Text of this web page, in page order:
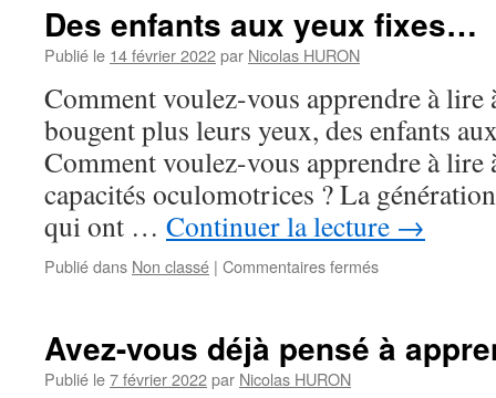
le
vos
enfants
Des enfants aux yeux fixes…
Publié le 14 février 2022par Nicolas HURON
Comment voulez-vous apprendre à lire
bougent plus leurs yeux, des enfants
Comment voulez-vous apprendre à lire
capacités oculomotrices ? La
qui ont … Continuer la lecture →
Publié dans Non classé | Commentaires ferméssur
yeux
Avez-vous déjà pensé à
Publié le7 février 2022par Nicolas HURON